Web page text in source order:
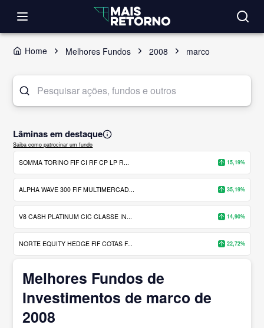
Home Melhores Fundos 2008 marco
Lâminas em destaque
Saiba como patrocinar um fundo
SOMMA TORINO FIF CI RF CP LP R... 15,19%
ALPHA WAVE 300 FIF MULTIMERCAD... 35,19%
V8 CASH PLATINUM CIC CLASSE IN... 14,90%
NORTE EQUITY HEDGE FIF COTAS F... 22,72%
Melhores Fundos de
Investimentos de marco de
2008